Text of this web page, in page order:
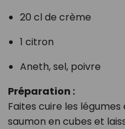
20 cl de crème
1 citron
Aneth, sel, poivre
Préparation :
Faites cuire les légumes
saumon en cubes et